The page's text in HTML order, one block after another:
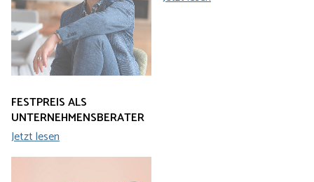
FESTPREIS ALS
UNTERNEHMENSBERATER
Jetzt lesen